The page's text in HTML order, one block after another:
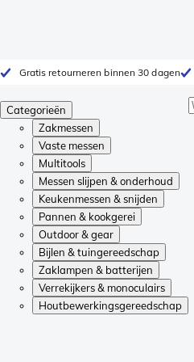
Gratis retourneren binnen 30 dagen
Categorieën
Zakmessen
Vaste messen
Multitools
Messen slijpen & onderhoud
Keukenmessen & snijden
Pannen & kookgerei
Outdoor & gear
Bijlen & tuingereedschap
Zaklampen & batterijen
Verrekijkers & monoculairs
Houtbewerkingsgereedschap